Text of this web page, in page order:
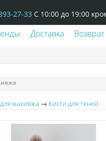
27-33 С 10:00 до 19:00
Доставка Возврат
макияжа → Кисти для теней